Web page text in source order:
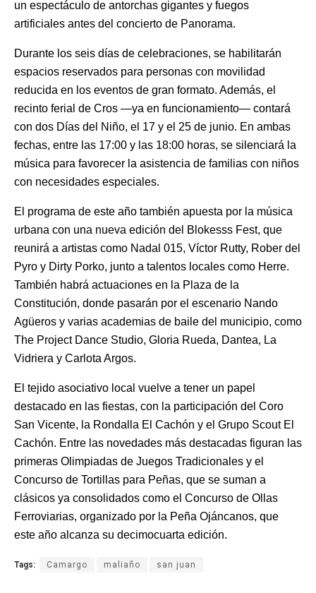
un espectáculo de antorchas gigantes y fuegos
artificiales antes del concierto de Panorama.
Durante los seis días de celebraciones, se habilitarán
espacios reservados para personas con movilidad
reducida en los eventos de gran formato. Además, el
recinto ferial de Cros —ya en funcionamiento— contará
con dos Días del Niño, el 17 y el 25 de junio. En ambas
fechas, entre las 17:00 y las 18:00 horas, se silenciará la
música para favorecer la asistencia de familias con niños
con necesidades especiales.
El programa de este año también apuesta por la música
urbana con una nueva edición del Blokesss Fest, que
reunirá a artistas como Nadal 015, Víctor Rutty, Rober del
Pyro y Dirty Porko, junto a talentos locales como Herre.
También habrá actuaciones en la Plaza de la
Constitución, donde pasarán por el escenario Nando
Agüeros y varias academias de baile del municipio, como
The Project Dance Studio, Gloria Rueda, Dantea, La
Vidriera y Carlota Argos.
El tejido asociativo local vuelve a tener un papel
destacado en las fiestas, con la participación del Coro
San Vicente, la Rondalla El Cachón y el Grupo Scout El
Cachón. Entre las novedades más destacadas figuran las
primeras Olimpiadas de Juegos Tradicionales y el
Concurso de Tortillas para Peñas, que se suman a
clásicos ya consolidados como el Concurso de Ollas
Ferroviarias, organizado por la Peña Ojáncanos, que
este año alcanza su decimocuarta edición.
Tags: Camargo maliaño san juan